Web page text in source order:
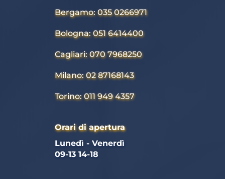
Bergamo: 035 0266971
Bologna: 051 6414400
Cagliari: 070 7968250
Milano: 02 87168143
Torino: 011 949 4357
Orari di apertura
Lunedì - Venerdì
09-13 14-18